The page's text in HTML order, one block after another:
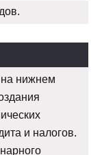
на нижнем
и налогов.